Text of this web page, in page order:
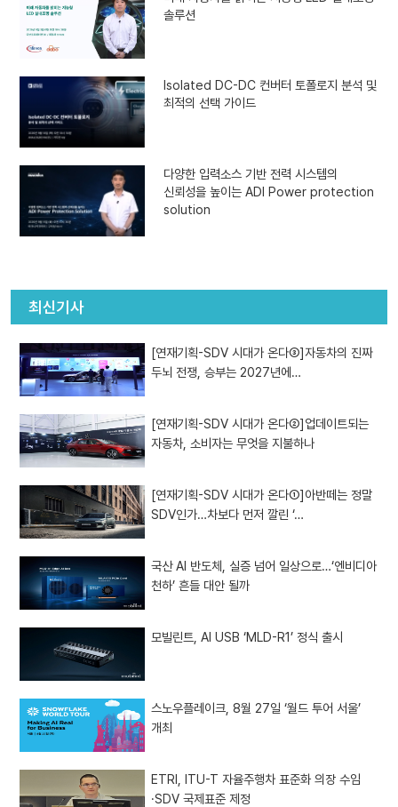
솔루션
Isolated DC-DC 컨버터 토폴로지 분석 및
최적의 선택 가이드
다양한 입력소스 기반 전력 시스템의
신뢰성을 높이는 ADI Power protection
solution
최신기사
[연재기획-SDV 시대가 온다③]자동차의 진짜
두뇌 전쟁, 승부는 2027년에…
[연재기획-SDV 시대가 온다②]업데이트되는
자동차, 소비자는 무엇을 지불하나
[연재기획-SDV 시대가 온다①]아반떼는 정말
SDV인가…차보다 먼저 깔린 ‘…
국산 AI 반도체, 실증 넘어 일상으로…‘엔비디아
천하’ 흔들 대안 될까
모빌린트, AI USB ‘MLD-R1’ 정식 출시
스노우플레이크, 8월 27일 ‘월드 투어 서울’
개최
ETRI, ITU-T 자율주행차 표준화 의장 수임
·SDV 국제표준 제정